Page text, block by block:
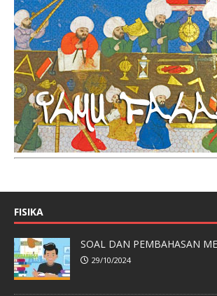
FISIKA
SOAL DAN PEMBAHASAN
29/10/2024